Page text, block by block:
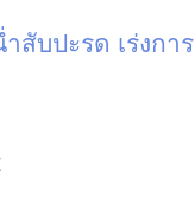
ำสับปะรด เร่งการ